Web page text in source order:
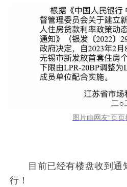
图片由网友“页页
目前已经有楼盘收到通
行！